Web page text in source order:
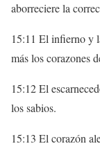
aborreciere la
15:11 El infierno y
más los corazones
15:12 El
los sabios.
15:13 El corazón